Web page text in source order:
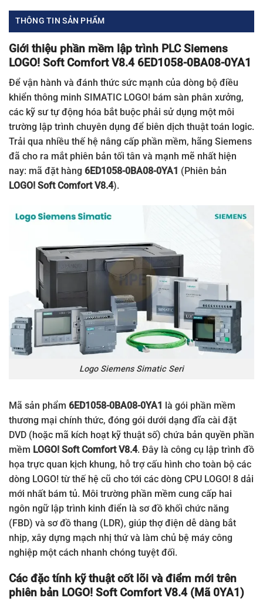
THÔNG TIN SẢN PHẨM
Giới thiệu phần mềm lập trình PLC Siemens
LOGO! Soft Comfort V8.4 6ED1058-0BA08-0YA1
Để vận hành và đánh thức sức mạnh của dòng bộ điều
khiển thông minh SIMATIC LOGO! bám sàn phân xưởng,
các kỹ sư tự động hóa bắt buộc phải sử dụng một môi
trường lập trình chuyên dụng để biên dịch thuật toán logic.
Trải qua nhiều thế hệ nâng cấp phần mềm, hãng Siemens
đã cho ra mắt phiên bản tối tân và mạnh mẽ nhất hiện
nay: mã đặt hàng 6ED1058-0BA08-0YA1 (Phiên bản
LOGO! Soft Comfort V8.4).
Logo Siemens Simatic Seri
Mã sản phẩm 6ED1058-0BA08-0YA1 là gói phần mềm
thương mại chính thức, đóng gói dưới dạng đĩa cài đặt
DVD (hoặc mã kích hoạt kỹ thuật số) chứa bản quyền phần
mềm LOGO! Soft Comfort V8.4. Đây là công cụ lập trình đồ
họa trực quan kịch khung, hỗ trợ cấu hình cho toàn bộ các
dòng LOGO! từ thế hệ cũ cho tới các dòng CPU LOGO! 8 dải
mới nhất bám tủ. Môi trường phần mềm cung cấp hai
ngôn ngữ lập trình kinh điển là sơ đồ khối chức năng
(FBD) và sơ đồ thang (LDR), giúp thợ điện dễ dàng bắt
nhịp, xây dựng mạch nhị thứ và làm chủ bệ máy công
nghiệp một cách nhanh chóng tuyệt đối.
Các đặc tính kỹ thuật cốt lõi và điểm mới trên
phiên bản LOGO! Soft Comfort V8.4 (Mã 0YA1)